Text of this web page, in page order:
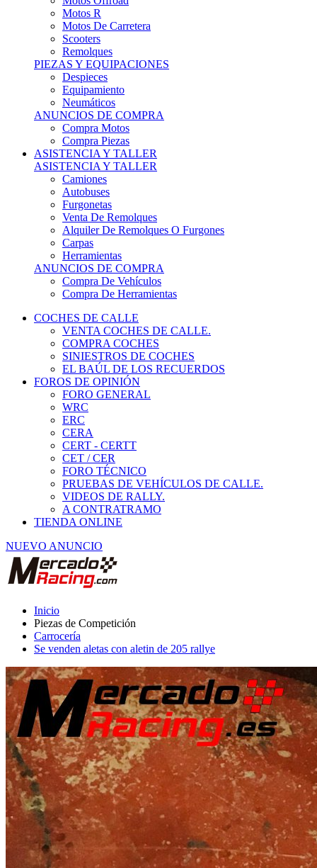
Motos R
Motos De Carretera
Scooters
Remolques
PIEZAS Y EQUIPACIONES
Despieces
Equipamiento
Neumáticos
ANUNCIOS DE COMPRA
Compra Motos
Compra Piezas
ASISTENCIA Y TALLER
ASISTENCIA Y TALLER
Camiones
Autobuses
Furgonetas
Venta De Remolques
Alquiler De Remolques O Furgones
Carpas
Herramientas
ANUNCIOS DE COMPRA
Compra De Vehículos
Compra De Herramientas
COCHES DE CALLE
VENTA COCHES DE CALLE.
COMPRA COCHES
SINIESTROS DE COCHES
EL BAÚL DE LOS RECUERDOS
FOROS DE OPINIÓN
FORO GENERAL
WRC
ERC
CERA
CERT - CERTT
CET / CER
FORO TÉCNICO
PRUEBAS DE VEHÍCULOS DE CALLE.
VIDEOS DE RALLY.
A CONTRATRAMO
TIENDA ONLINE
NUEVO ANUNCIO
Inicio
Piezas de Competición
Carrocería
Se venden aletas con aletin de 205 rallye